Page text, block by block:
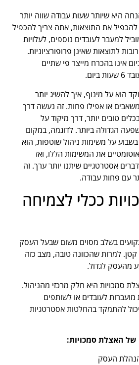
היא שיותר שעות עבודה שווה יותר
את התוצאות, אתה צריך להכפיל
למעבר לעובדים נוספים, לעלויות
לתוצאות שאינן פרופורציוניות.
12 שעות ביום אינו בהכרח מייצר פי שתיים
הוא על מינוף, איך להשיג יותר
או אפילו פחות. זה נעשה דרך
טובים יותר, דרך מיקוד על
הגדולה ביותר. לדוגמה, במקום
10 שעות בשבוע על משימות ניהול שוטפות, הוא
את המשימות הללו, ואז
אסטרטגיים שיתנו יותר ערך. זה
עם פחות עבודה.
ככלי לצמיחה
בשלב מסוים משום שבעל העסק
למרות שהכוונה טובה, מצב כזה
מהעסק לגדול.
סמכויות היא חלק מרכזי מהניהול.
לעובדים או לשותפים
להתמקד בהחלטות אסטרטגיות
של האצלת סמכויות:
הנהלת העסק